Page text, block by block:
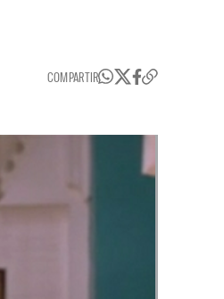
COMPARTIR